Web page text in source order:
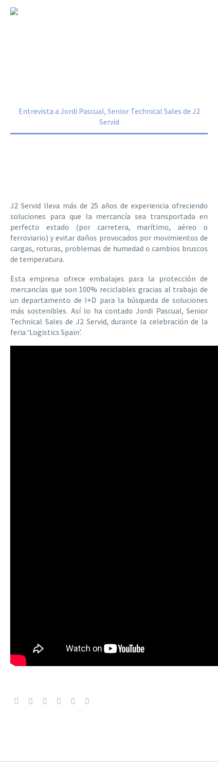
Entrevista a Jordi Pascual, Senior Technical Sales de J2
Servid
J2 Servid lleva más de 25 años de experiencia ofreciendo
soluciones para que la mercancía sea transportada en
perfecto estado (por carretera, marítimo, aéreo o
ferroviario) y evitar daños provocados por movimientos de
cargas, roturas, problemas de humedad o cambios bruscos
de temperatura.
Esta empresa ofrece embalajes para la protección de
mercancías que son 100% reciclables gracias al trabajo de
un departamento de I+D para la búsqueda de soluciones
más sostenibles. Así lo ha contado Jordi Pascual, Senior
Technical Sales de J2 Servid, durante la celebración de la
feria ‘Logistics Spain’.